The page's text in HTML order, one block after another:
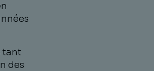
tant
des